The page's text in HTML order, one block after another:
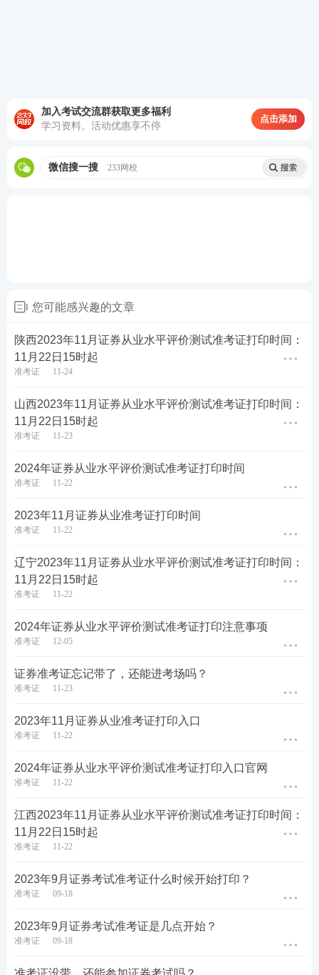
60s考点速记神器，提炼核心知识点
，图表结合，利用
时间的紧迫和记忆特点让考生短时间内快速记忆！60
秒一个知识点，即使是上班族也可以利用上下班的通
勤时间有效备考！如果觉得对考点掌握不充分，还可
团队汇总整理出各类证券考试资料，助力大家备考学
习，证券三色笔记、公式汇总、考前12页纸、思维导
册、数字考点、真题考点等等总有一款是你需要的，
赶紧来下载吧！
证券精品备考资料包下载
加入考试交流群获取更多福利
学习资料、活动优惠享不停
点击添加
微信搜一搜 233网校
您可能感兴趣的文章
陕西2023年11月证券从业水平评价测试准考证打印时间：
11月22日15时起
准考证 11-24
山西2023年11月证券从业水平评价测试准考证打印时间：
11月22日15时起
准考证 11-23
2024年证券从业水平评价测试准考证打印时间
准考证 11-22
2023年11月证券从业准考证打印时间
准考证 11-22
辽宁2023年11月证券从业水平评价测试准考证打印时间：
11月22日15时起
准考证 11-22
2024年证券从业水平评价测试准考证打印注意事项
准考证 12-05
证券准考证忘记带了，还能进考场吗？
准考证 11-23
2023年11月证券从业准考证打印入口
准考证 11-22
2024年证券从业水平评价测试准考证打印入口官网
准考证 11-22
江西2023年11月证券从业水平评价测试准考证打印时间：
11月22日15时起
准考证 11-22
2023年9月证券考试准考证什么时候开始打印？
准考证 09-18
2023年9月证券考试准考证是几点开始？
准考证 09-18